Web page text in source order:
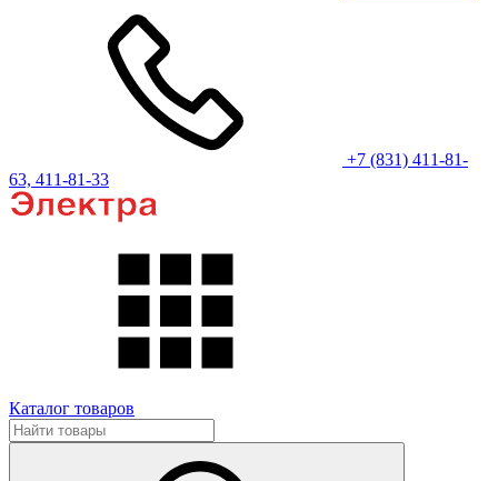
+7 (831) 411-81-
63, 411-81-33
Каталог товаров